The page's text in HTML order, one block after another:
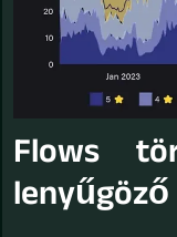
Flows
lenyűgöző